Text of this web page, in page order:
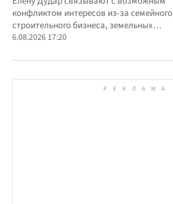
конфликтом интересов из-за семейного
строительного бизнеса, земельных
скандалов, судебных дел
6.08.2026 17:20